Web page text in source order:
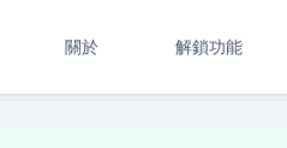
關於 解鎖功能